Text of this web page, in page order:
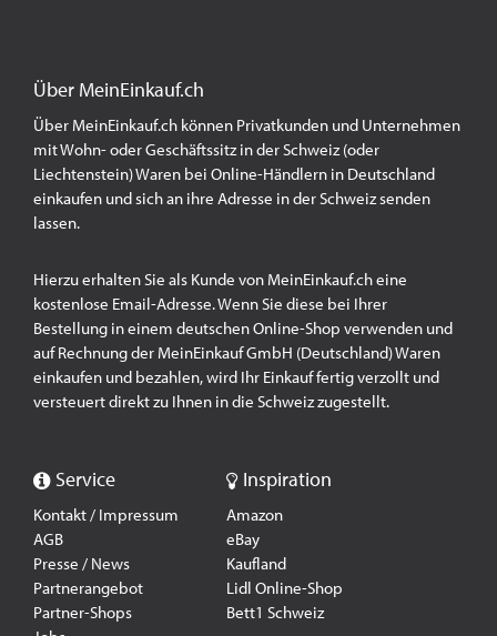
Über MeinEinkauf.ch
Über MeinEinkauf.ch können Privatkunden und Unternehmen
mit Wohn- oder Geschäftssitz in der Schweiz (oder
Liechtenstein) Waren bei Online-Händlern in Deutschland
einkaufen und sich an ihre Adresse in der Schweiz senden
lassen.
Hierzu erhalten Sie als Kunde von MeinEinkauf.ch eine
kostenlose Email-Adresse. Wenn Sie diese bei Ihrer
Bestellung in einem deutschen Online-Shop verwenden und
auf Rechnung der MeinEinkauf GmbH (Deutschland) Waren
einkaufen und bezahlen, wird Ihr Einkauf fertig verzollt und
versteuert direkt zu Ihnen in die Schweiz zugestellt.
Service
Kontakt / Impressum
AGB
Presse / News
Partnerangebot
Partner-Shops
Inspiration
Amazon
eBay
Kaufland
Lidl Online-Shop
Bett1 Schweiz